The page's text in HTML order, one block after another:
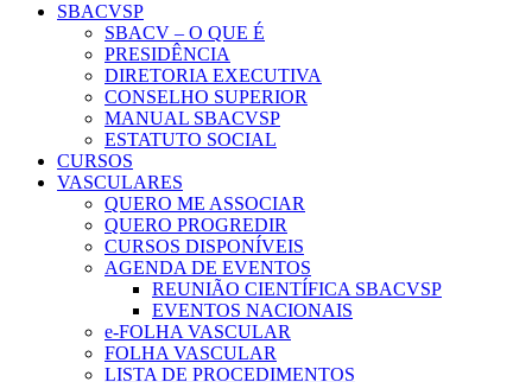
SBACVSP
SBACV – O QUE É
PRESIDÊNCIA
DIRETORIA EXECUTIVA
CONSELHO SUPERIOR
MANUAL SBACVSP
ESTATUTO SOCIAL
CURSOS
VASCULARES
QUERO ME ASSOCIAR
QUERO PROGREDIR
CURSOS DISPONÍVEIS
AGENDA DE EVENTOS
REUNIÃO CIENTÍFICA SBACVSP
EVENTOS NACIONAIS
e-FOLHA VASCULAR
FOLHA VASCULAR
LISTA DE PROCEDIMENTOS